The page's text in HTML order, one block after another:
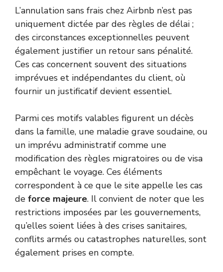
L’annulation sans frais chez Airbnb n’est pas
uniquement dictée par des règles de délai ;
des circonstances exceptionnelles peuvent
également justifier un retour sans pénalité.
Ces cas concernent souvent des situations
imprévues et indépendantes du client, où
fournir un justificatif devient essentiel.
Parmi ces motifs valables figurent un décès
dans la famille, une maladie grave soudaine, ou
un imprévu administratif comme une
modification des règles migratoires ou de visa
empêchant le voyage. Ces éléments
correspondent à ce que le site appelle les cas
de force majeure. Il convient de noter que les
restrictions imposées par les gouvernements,
qu’elles soient liées à des crises sanitaires,
conflits armés ou catastrophes naturelles, sont
également prises en compte.